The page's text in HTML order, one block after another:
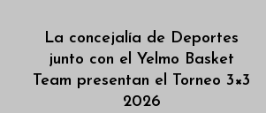
La concejalía de Deportes
junto con el Yelmo Basket
Team presentan el Torneo 3×3
2026